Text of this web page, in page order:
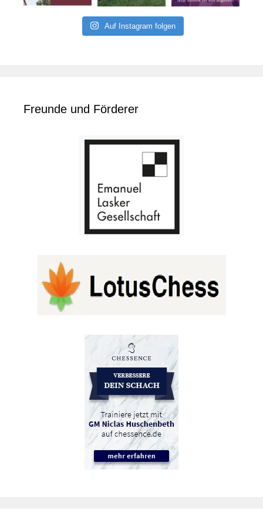
Auf Instagram folgen
Freunde und Förderer